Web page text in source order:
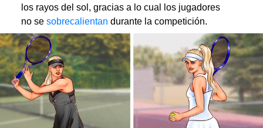
los rayos del sol, gracias a lo cual los jugadores
no se sobrecalientan durante la competición.